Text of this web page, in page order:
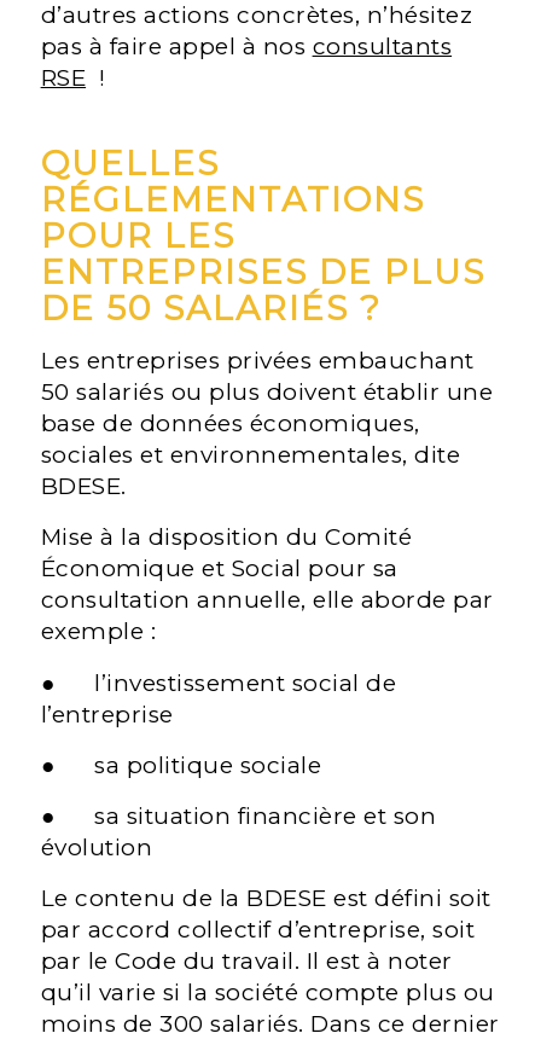
d’autres actions concrètes, n’hésitez
pas à faire appel à nos consultants
RSE !
QUELLES
RÉGLEMENTATIONS
POUR LES
ENTREPRISES DE PLUS
DE 50 SALARIÉS ?
Les entreprises privées embauchant
50 salariés ou plus doivent établir une
base de données économiques,
sociales et environnementales, dite
BDESE.
Mise à la disposition du Comité
Économique et Social pour sa
consultation annuelle, elle aborde par
exemple :
● l’investissement social de
l’entreprise
● sa politique sociale
● sa situation financière et son
évolution
Le contenu de la BDESE est défini soit
par accord collectif d’entreprise, soit
par le Code du travail. Il est à noter
qu’il varie si la société compte plus ou
moins de 300 salariés. Dans ce dernier